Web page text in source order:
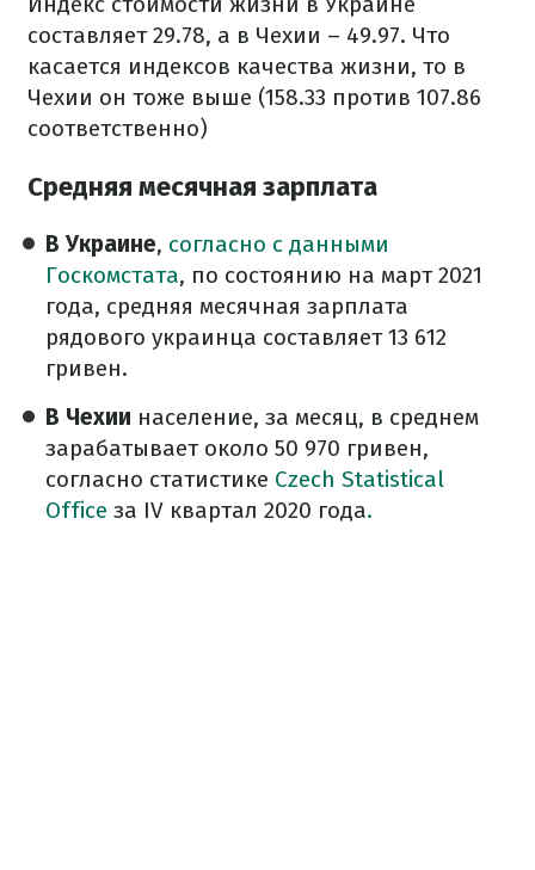
составляет 29.78, а в Чехии – 49.97. Что
касается индексов качества жизни, то в
Чехии он тоже выше (158.33 против 107.86
соответственно)
Средняя месячная зарплата
В Украине, согласно с данными
Госкомстата, по состоянию на март 2021
года, средняя месячная зарплата
рядового украинца составляет 13 612
гривен.
В Чехии население, за месяц, в среднем
зарабатывает около 50 970 гривен,
согласно статистике Czech Statistical
Office за IV квартал 2020 года.